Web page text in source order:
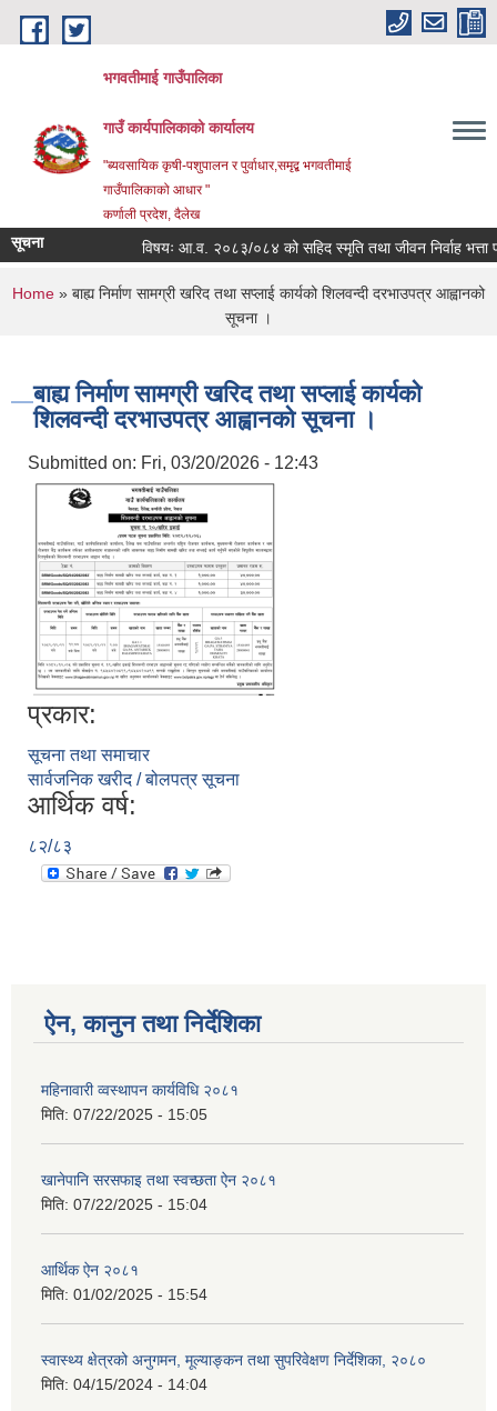
Skip to main content
भगवतीमाई गाउँपालिका
गाउँ कार्यपालिकाको कार्यालय
"ब्यवसायिक कृषी-पशुपालन र पुर्वाधार,समृद्ब भगवतीमाई
गाउँपालिकाको आधार "
कर्णाली प्रदेश, दैलेख
सूचना विषयः आ.व. २०८३/०८४ को सहिद स्मृति तथा जीवन निर्वाह भत्ता
You are here
Home » बाह्य निर्माण सामग्री खरिद तथा सप्लाई कार्यको शिलवन्दी दरभाउपत्र आह्वानको
सूचना ।
बाह्य निर्माण सामग्री खरिद तथा सप्लाई कार्यको
शिलवन्दी दरभाउपत्र आह्वानको सूचना ।
Submitted on: Fri, 03/20/2026 - 12:43
प्रकार:
सूचना तथा समाचार
सार्वजनिक खरीद / बोलपत्र सूचना
आर्थिक वर्ष:
८२/८३
ऐन, कानुन तथा निर्देशिका
महिनावारी व्वस्थापन कार्यविधि २०८१
मिति: 07/22/2025 - 15:05
खानेपानि सरसफाइ तथा स्वच्छता ऐन २०८१
मिति: 07/22/2025 - 15:04
आर्थिक ऐन २०८१
मिति: 01/02/2025 - 15:54
स्वास्थ्य क्षेत्रको अनुगमन, मूल्याङ्कन तथा सुपरिवेक्षण निर्देशिका, २०८०
मिति: 04/15/2024 - 14:04